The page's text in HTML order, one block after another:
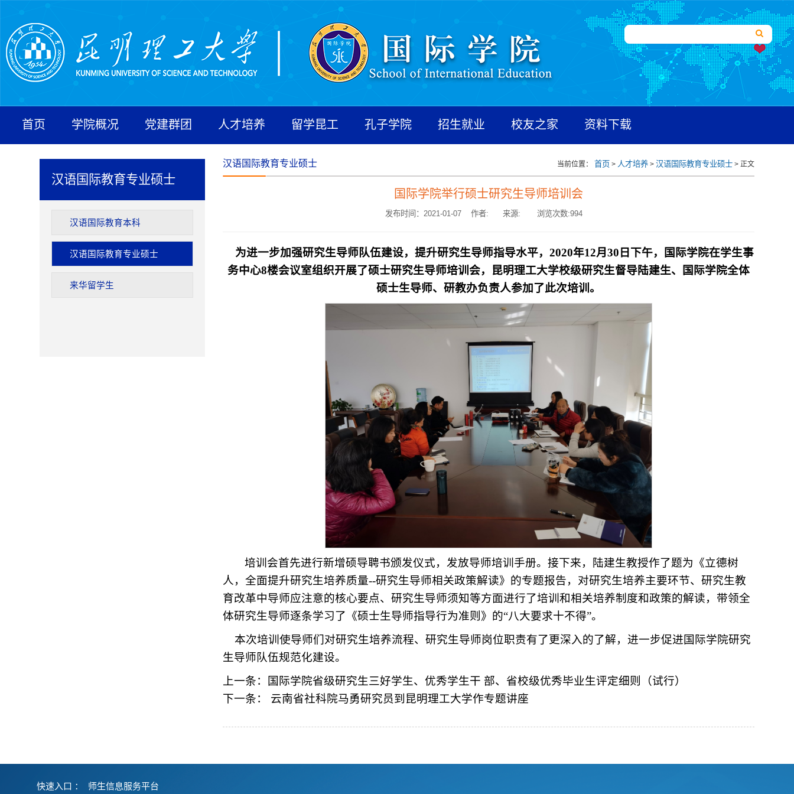
首页 学院概况 党建群团 人才培养 留学昆工 孔子学院 招生就业 校友之家 资料下载
汉语国际教育专业硕士
汉语国际教育本科
汉语国际教育专业硕士
来华留学生
汉语国际教育专业硕士 当前位置： 首页 > 人才培养 > 汉语国际教育专业硕士 > 正文
国际学院举行硕士研究生导师培训会
发布时间：2021-01-07 作者: 来源: 浏览次数:994
为进一步加强研究生导师队伍建设，提升研究生导师指导水平，2020年12月30日下午，国际学院在学生事
务中心8楼会议室组织开展了硕士研究生导师培训会，昆明理工大学校级研究生督导陆建生、国际学院全体
硕士生导师、研教办负责人参加了此次培训。
培训会首先进行新增硕导聘书颁发仪式，发放导师培训手册。接下来，陆建生教授作了题为《立德树
人，全面提升研究生培养质量--研究生导师相关政策解读》的专题报告，对研究生培养主要环节、研究生教
育改革中导师应注意的核心要点、研究生导师须知等方面进行了培训和相关培养制度和政策的解读，带领全
体研究生导师逐条学习了《硕士生导师指导行为准则》的“八大要求十不得”。
本次培训使导师们对研究生培养流程、研究生导师岗位职责有了更深入的了解，进一步促进国际学院研究
生导师队伍规范化建设。
上一条：
国际学院省级研究生三好学生、优秀学生干 部、省校级优秀毕业生评定细则（试行）
下一条：
云南省社科院马勇研究员到昆明理工大学作专题讲座
快速入口 ： 师生信息服务平台